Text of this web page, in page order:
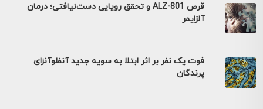
قرص ALZ-801 و تحقق رویایی دست‌نیافتی؛ درمان
آلزایمر
فوت یک نفر بر اثر ابتلا به سویه جدید آنفلوآنزای
پرندگان